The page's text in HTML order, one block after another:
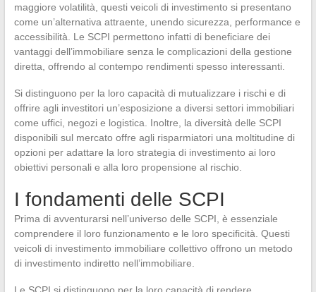
maggiore volatilità, questi veicoli di investimento si presentano
come un’alternativa attraente, unendo sicurezza, performance e
accessibilità. Le SCPI permettono infatti di beneficiare dei
vantaggi dell’immobiliare senza le complicazioni della gestione
diretta, offrendo al contempo rendimenti spesso interessanti.
Si distinguono per la loro capacità di mutualizzare i rischi e di
offrire agli investitori un’esposizione a diversi settori immobiliari
come uffici, negozi e logistica. Inoltre, la diversità delle SCPI
disponibili sul mercato offre agli risparmiatori una moltitudine di
opzioni per adattare la loro strategia di investimento ai loro
obiettivi personali e alla loro propensione al rischio.
I fondamenti delle SCPI
Prima di avventurarsi nell’universo delle SCPI, è essenziale
comprendere il loro funzionamento e le loro specificità. Questi
veicoli di investimento immobiliare collettivo offrono un metodo
di investimento indiretto nell’immobiliare.